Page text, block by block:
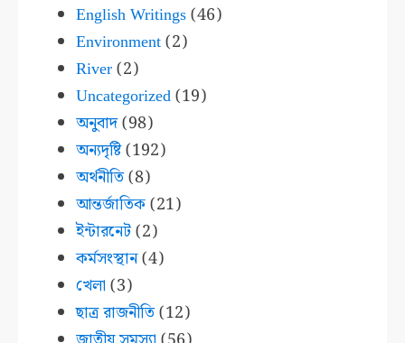
English Writings(46)
Environment(2)
River(2)
Uncategorized(19)
অনুবাদ(98)
অন্যদৃষ্টি(192)
অর্থনীতি(8)
আন্তর্জাতিক(21)
ইন্টারনেট(2)
কর্মসংস্থান(4)
খেলা (3)
ছাত্র রাজনীতি(12)